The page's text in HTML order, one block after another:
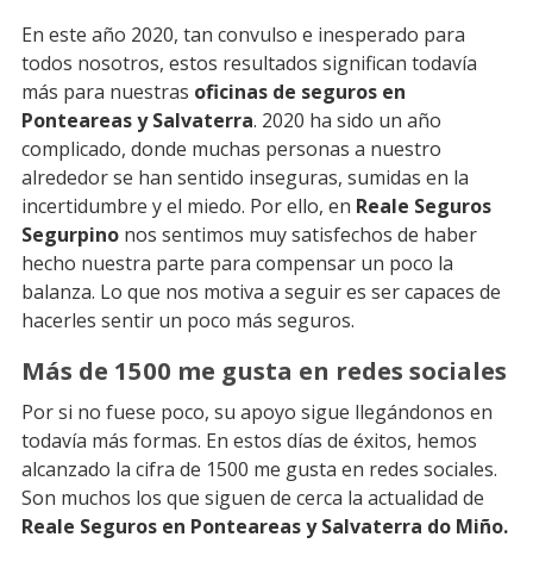
En este año 2020, tan convulso e inesperado para
todos nosotros, estos resultados significan todavía
más para nuestras oficinas de seguros en
Ponteareas y Salvaterra. 2020 ha sido un año
complicado, donde muchas personas a nuestro
alrededor se han sentido inseguras, sumidas en la
incertidumbre y el miedo. Por ello, en Reale Seguros
Segurpino nos sentimos muy satisfechos de haber
hecho nuestra parte para compensar un poco la
balanza. Lo que nos motiva a seguir es ser capaces de
hacerles sentir un poco más seguros.
Más de 1500 me gusta en redes sociales
Por si no fuese poco, su apoyo sigue llegándonos en
todavía más formas. En estos días de éxitos, hemos
alcanzado la cifra de 1500 me gusta en redes sociales.
Son muchos los que siguen de cerca la actualidad de
Reale Seguros en Ponteareas y Salvaterra do Miño.